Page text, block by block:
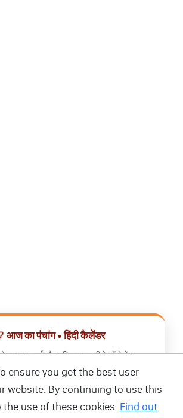
आज का पंचांग • हिंदी कैलेंडर
शुभ मुहूर्त और राशिफल एक ही ऐप में देखें।
📅 हिंदी कैलेंडर ऐप डाउनलोड करें
ensure you get the best user
website. By continuing to use this
the use of these cookies. Find out